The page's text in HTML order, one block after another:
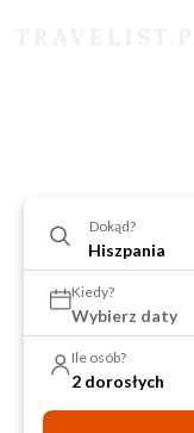
Dokąd?
Kiedy?
Wybierz daty
Ile osób?
2 dorosłych